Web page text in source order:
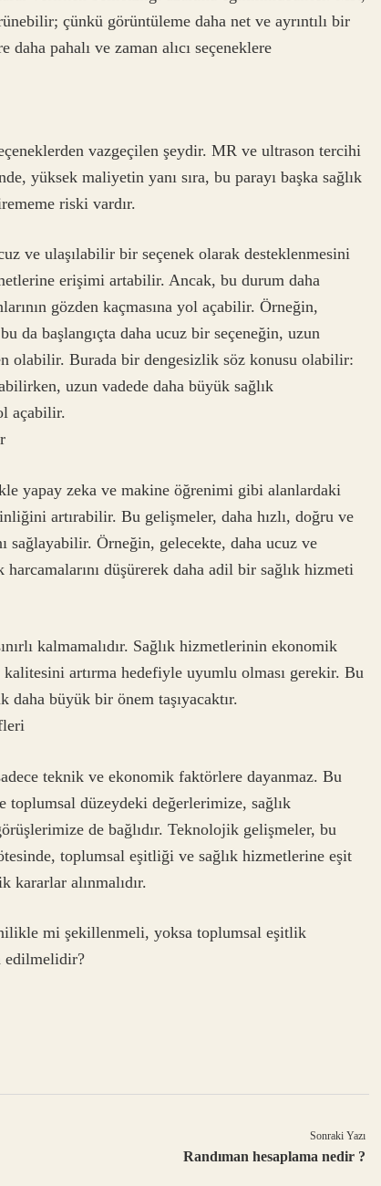
çünkü görüntüleme daha net ve ayrıntılı bir
pahalı ve zaman alıcı seçeneklere
vazgeçilen şeydir. MR ve ultrason tercihi
yüksek maliyetin yanı sıra, bu parayı başka sağlık
riski vardır.
ve ulaşılabilir bir seçenek olarak desteklenmesini
erişimi artabilir. Ancak, bu durum daha
gözden kaçmasına yol açabilir. Örneğin,
da başlangıçta daha ucuz bir seçeneğin, uzun
olabilir. Burada bir dengesizlik söz konusu olabilir:
uzun vadede daha büyük sağlık
açabilir.
yapay zeka ve makine öğrenimi gibi alanlardaki
artırabilir. Bu gelişmeler, daha hızlı, doğru ve
sağlayabilir. Örneğin, gelecekte, daha ucuz ve
düşürerek daha adil bir sağlık hizmeti
kalmamalıdır. Sağlık hizmetlerinin ekonomik
artırma hedefiyle uyumlu olması gerekir. Bu
büyük bir önem taşıyacaktır.
teknik ve ekonomik faktörlere dayanmaz. Bu
toplumsal düzeydeki değerlerimize, sağlık
de bağlıdır. Teknolojik gelişmeler, bu
toplumsal eşitliği ve sağlık hizmetlerine eşit
kararlar alınmalıdır.
mi şekillenmeli, yoksa toplumsal eşitlik
edilmelidir?
Sonraki Yazı
Randıman hesaplama nedir ?